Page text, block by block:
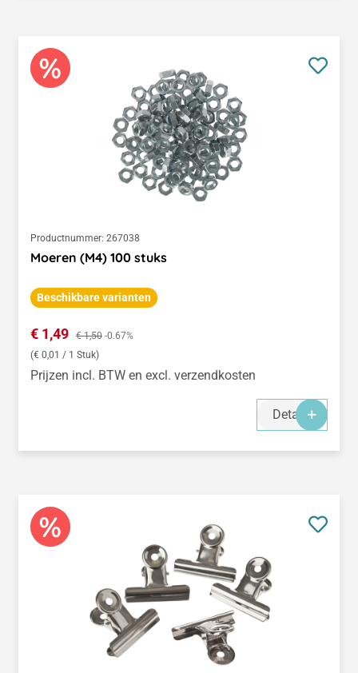
Productnummer: 267038
Moeren (M4) 100 stuks
Beschikbare varianten
Verkoopprijs:
€ 1,49 Normale prijs:
€ 1,50 -0.67%
(€ 0,01 / 1 Stuk)
Prijzen incl. BTW en excl. verzendkosten
Details